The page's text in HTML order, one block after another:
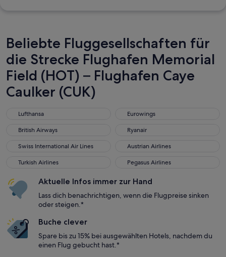
Beliebte Fluggesellschaften für
die Strecke Flughafen Memorial
Field (HOT) – Flughafen Caye
Caulker (CUK)
Lufthansa
Lufthansa Eurowings
Eurowings
British Airways
British Airways Ryanair
Ryanair
Swiss International Air Lines
Swiss International Air Lines Austrian Airlines
Austrian Airlines
Turkish Airlines
Turkish Airlines Pegasus Airlines
Pegasus Airlines
Aktuelle Infos immer zur Hand
Lass dich benachrichtigen, wenn die Flugpreise sinken
oder steigen.*
Buche clever
Spare bis zu 15% bei ausgewählten Hotels, nachdem du
einen Flug gebucht hast.*